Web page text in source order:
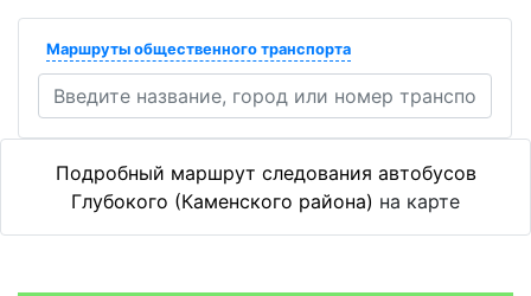
Маршруты общественного транспорта
Подробный маршрут следования автобусов
Глубокого (Каменского района) на карте